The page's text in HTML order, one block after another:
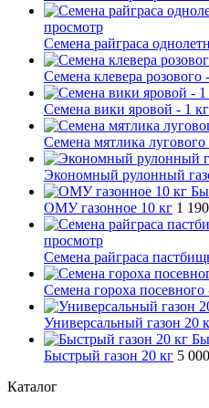
просмотр
Семена райграса
Семена клевера розового
Семена вики яровой - 1 кг
Семена мятлика лугового
Экономный рулонный
ОМУ газонное 10 кг 1
просмотр
Семена райграса
Семена гороха посевного
Универсальный газон 20
Быстрый газон 20 кг 5
Каталог